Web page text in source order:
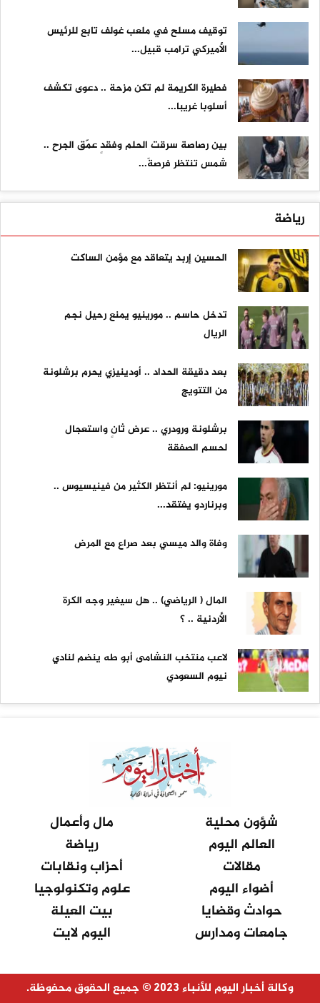
توقيف مسلح في ملعب غولف تابع للرئيس
الأميركي ترامب قبيل...
فطيرة الكريمة لم تكن مزحة .. دعوى تكشف
أسلوبا غريبا...
بين رصاصة سرقت الحلم وفقدٍ عمّق الجرح ..
شمس تنتظر فرصةً...
رياضة
الحسين إربد يتعاقد مع مؤمن الساكت
تدخل حاسم .. مورينيو يمنع رحيل نجم
الريال
بعد دقيقة الحداد .. أودينيزي يحرم برشلونة
من التتويج
برشلونة ورودري .. عرض ثانٍ واستعجال
لحسم الصفقة
مورينيو: لم أنتظر الكثير من فينيسيوس ..
وبرناردو يفتقد...
وفاة والد ميسي بعد صراع مع المرض
المال ( الرياضي) .. هل سيغير وجه الكرة
الأردنية .. ؟
لاعب منتخب النشامى أبو طه ينضم لنادي
نيوم السعودي
شؤون محلية
مال وأعمال
العالم اليوم
رياضة
مقالات
أحزاب ونقابات
أضواء اليوم
علوم وتكنولوجيا
حوادث وقضايا
بيت العيلة
جامعات ومدارس
اليوم لايت
وكالة أخبار اليوم للأنباء 2023 © جميع الحقوق محفوظة.